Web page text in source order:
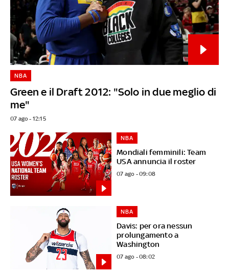
Green e il Draft 2012: "Solo in due meglio di
me"
NBA
07 ago - 12:15
Mondiali femminili: Team
USA annuncia il roster
NBA
07 ago - 09:08
Davis: per ora nessun
prolungamento a
Washington
NBA
07 ago - 08:02